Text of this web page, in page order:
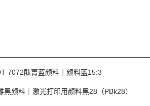
7072酞菁蓝颜料｜颜料蓝15:3
颜料｜激光打印用颜料黑28（PBk28）